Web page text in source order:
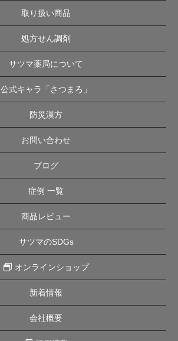
取り扱い商品
処方せん調剤
サツマ薬局について
公式キャラ「さつまろ」
防災漢方
お問い合わせ
ブログ
症例 一覧
商品レビュー
サツマのSDGs
オンラインショップ
新着情報
会社概要